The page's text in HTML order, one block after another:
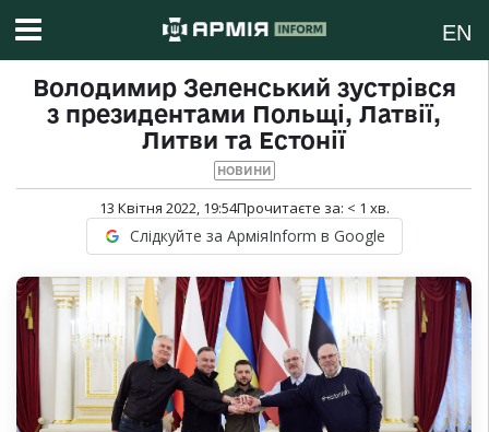
EN
Володимир Зеленський зустрівся
з президентами Польщі, Латвії,
Литви та Естонії
НОВИНИ
13 Квітня 2022, 19:54Прочитаєте за: < 1 хв.
Слідкуйте за АрміяInform в Google